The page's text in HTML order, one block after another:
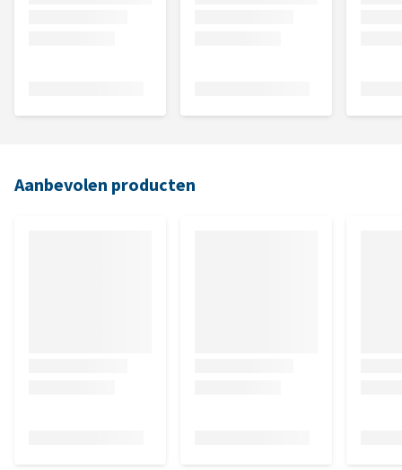
Aanbevolen producten